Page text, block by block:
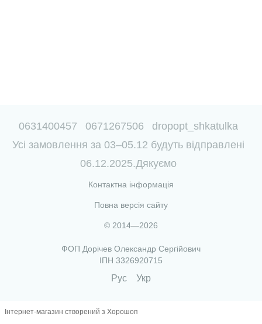
0631400457 0671267506
dropopt_shkatulka
Усі замовлення за 03–05.12 будуть відправлені
06.12.2025.Дякуємо
Контактна інформація
Повна версія сайту
© 2014—2026
ФОП Дорічев Олександр Сергійович
ІПН 3326920715
Рус Укр
Інтернет-магазин створений з Хорошоп